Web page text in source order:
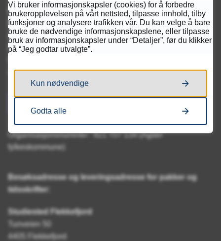
Fakturaadresse:
EHF: 921707134
Agder fylkeskommune
Fakturamottak
4809 Arendal
Organisasjonsnummer: 921 707 134 (Agder
fylkeskommune)
Besøksadresse og leveringsadresse for pakker og
tidsskrifter:
Studiested Flekkefjord
Tunveien 50
4405 Flekkefjord
Vi bruker informasjonskapsler (cookies) for å forbedre
brukeropplevelsen på vårt nettsted, tilpasse innhold, tilby
funksjoner og analysere trafikken vår. Du kan velge å bare
bruke de nødvendige informasjonskapslene, eller tilpasse
bruk av informasjonskapsler under “Detaljer”, før du klikker
på “Jeg godtar utvalgte”.
Kun nødvendige
Godta alle